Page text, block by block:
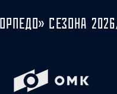
СЕЗОНА